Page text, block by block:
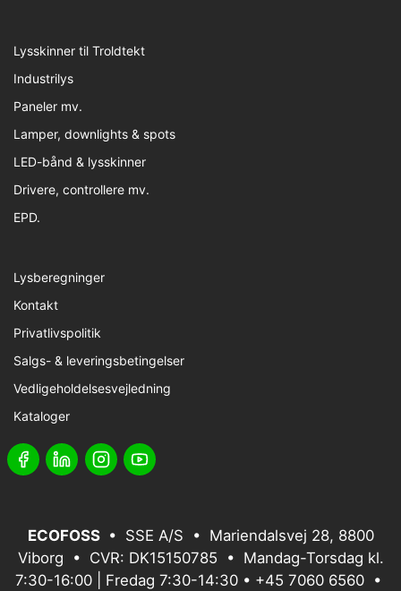
Lysskinner til Troldtekt
Industrilys
Paneler mv.
Lamper, downlights & spots
LED-bånd & lysskinner
Drivere, controllere mv.
EPD.
Lysberegninger
Kontakt
Privatlivspolitik
Salgs- & leveringsbetingelser
Vedligeholdelsesvejledning
Kataloger
ECOFOSS • SSE A/S • Mariendalsvej 28, 8800
Viborg • CVR: DK15150785 • Mandag-Torsdag kl.
7:30-16:00 | Fredag 7:30-14:30 • +45 7060 6560 •